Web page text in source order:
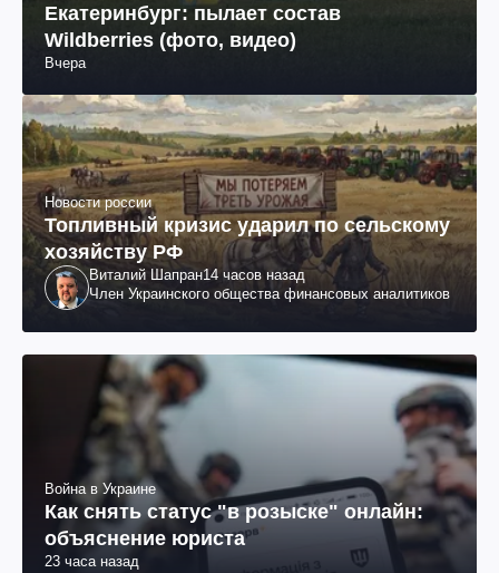
Екатеринбург: пылает состав
Wildberries (фото, видео)
Вчера
Новости россии
Топливный кризис ударил по сельскому
хозяйству РФ
Виталий Шапран14 часов назад
Член Украинского общества финансовых аналитиков
Война в Украине
Как снять статус "в розыске" онлайн:
объяснение юриста
23 часа назад